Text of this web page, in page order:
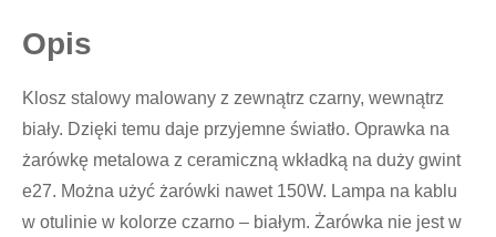
Opis
Klosz stalowy malowany z zewnątrz czarny, wewnątrz
biały. Dzięki temu daje przyjemne światło. Oprawka na
żarówkę metalowa z ceramiczną wkładką na duży gwint
e27. Można użyć żarówki nawet 150W. Lampa na kablu
w otulinie w kolorze czarno – białym. Żarówka nie jest w